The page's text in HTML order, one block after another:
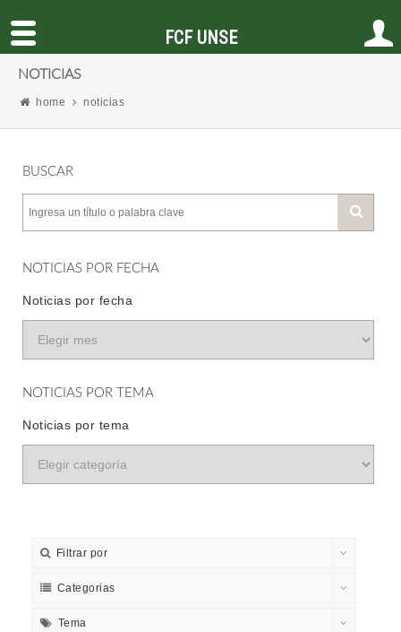
NOTICIAS
home noticias
BUSCAR
NOTICIAS POR FECHA
Noticias por fecha
NOTICIAS POR TEMA
Noticias por tema
Filtrar por
Categorias
Tema
FCF UNSE